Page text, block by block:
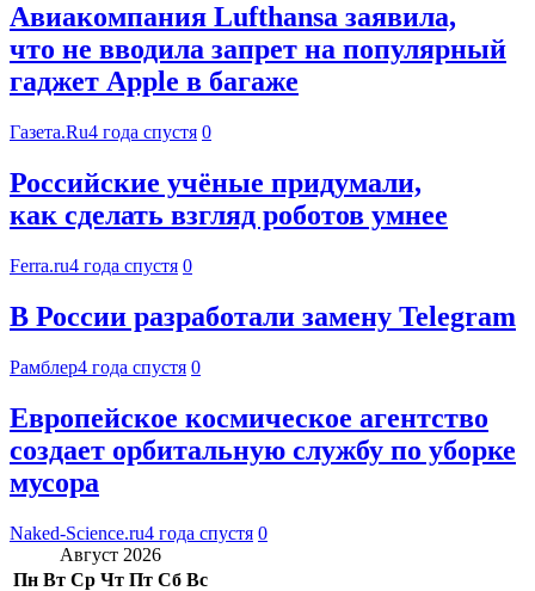
Авиакомпания Lufthansa заявила,
что не вводила запрет на популярный
гаджет Apple в багаже
Газета.Ru4 года спустя 0
Российские учёные придумали,
как сделать взгляд роботов умнее
Ferra.ru4 года спустя 0
В России разработали замену Telegram
Рамблер4 года спустя 0
Европейское космическое агентство
создает орбитальную службу по уборке
мусора
Naked-Science.ru4 года спустя 0
Август 2026
Пн Вт Ср Чт Пт Сб Вс